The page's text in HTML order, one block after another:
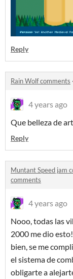
Reply
Rain Wolf comments ·
4 years ago
Que belleza de
Reply
Muntant Speed jam
comments
4 years ago
Nooo, todas las
2000 me dio
bien, se me
el sistema de
obligarte a